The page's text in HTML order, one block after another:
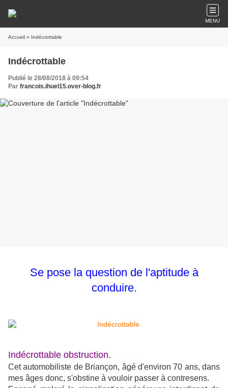
MENU
Accueil » Indécrottable
Indécrottable
Publié le 28/08/2018 à 09:54
Par francois.ihuel15.over-blog.fr
Se pose la question de l'aptitude à
conduire.
Indécrottable obstruction.
Cet automobiliste de Briançon, âgé d'environ 70 ans, dans
mes âges donc, s'obstine à vouloir passer à contresens.